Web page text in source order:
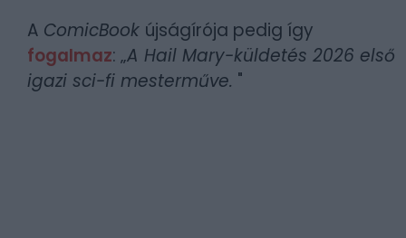
A ComicBook újságírója pedig így
fogalmaz: „A Hail Mary-küldetés 2026 első
igazi sci-fi mesterműve. "